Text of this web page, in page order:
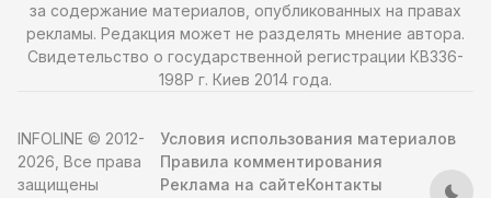
за содержание материалов, опубликованных на правах
рекламы. Редакция может не разделять мнение автора.
Свидетельство о государственной регистрации КВ336-
198Р г. Киев 2014 года.
INFOLINE © 2012-
2026, Все права
защищены
Условия использования материалов
Правила комментирования
Реклама на сайтеКонтакты